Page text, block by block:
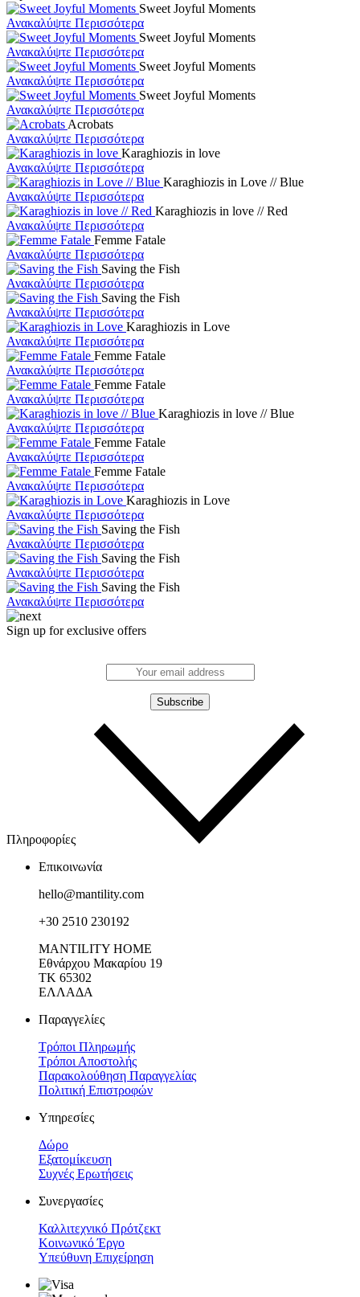
Sweet Joyful Moments
Ανακαλύψτε Περισσότερα
Sweet Joyful Moments
Ανακαλύψτε Περισσότερα
Sweet Joyful Moments
Ανακαλύψτε Περισσότερα
Sweet Joyful Moments
Ανακαλύψτε Περισσότερα
Acrobats
Ανακαλύψτε Περισσότερα
Karaghiozis in love
Ανακαλύψτε Περισσότερα
Karaghiozis in Love // Blue
Ανακαλύψτε Περισσότερα
Karaghiozis in love // Red
Ανακαλύψτε Περισσότερα
Femme Fatale
Ανακαλύψτε Περισσότερα
Saving the Fish
Ανακαλύψτε Περισσότερα
Saving the Fish
Ανακαλύψτε Περισσότερα
Karaghiozis in Love
Ανακαλύψτε Περισσότερα
Femme Fatale
Ανακαλύψτε Περισσότερα
Femme Fatale
Ανακαλύψτε Περισσότερα
Karaghiozis in love // Blue
Ανακαλύψτε Περισσότερα
Femme Fatale
Ανακαλύψτε Περισσότερα
Femme Fatale
Ανακαλύψτε Περισσότερα
Karaghiozis in Love
Ανακαλύψτε Περισσότερα
Saving the Fish
Ανακαλύψτε Περισσότερα
Saving the Fish
Ανακαλύψτε Περισσότερα
Saving the Fish
Ανακαλύψτε Περισσότερα
Sign up for exclusive offers
Πληροφορίες
Επικοινωνία
hello@mantility.com
+30 2510 230192
MANTILITY HOME
Εθνάρχου Μακαρίου 19
ΤΚ 65302
ΕΛΛΑΔΑ
Παραγγελίες
Τρόποι Πληρωμής
Τρόποι Αποστολής
Παρακολούθηση Παραγγελίας
Πολιτική Επιστροφών
Υπηρεσίες
Δώρο
Εξατομίκευση
Συχνές Ερωτήσεις
Συνεργασίες
Καλλιτεχνικό Πρότζεκτ
Κοινωνικό Έργο
Υπεύθυνη Επιχείρηση